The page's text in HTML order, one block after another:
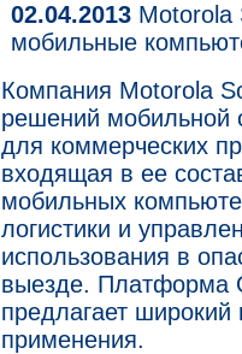
02.04.2013 Motorola
мобильные
Компания Motorola
решений мобильной
для коммерческих
входящая в ее
мобильных
логистики и
использования в
выезде. Платформа
предлагает
применения.